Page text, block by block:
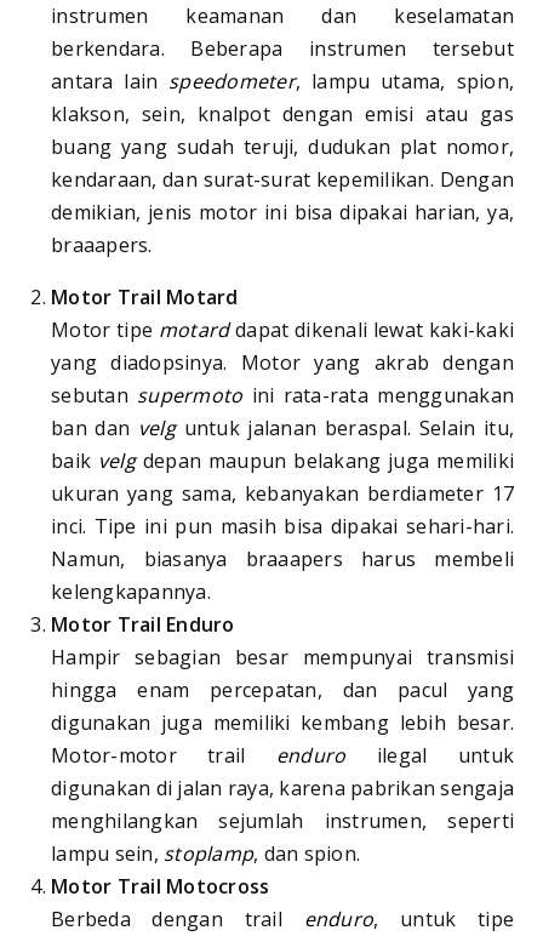
instrumen keamanan dan keselamatan
berkendara. Beberapa instrumen tersebut
antara lain speedometer, lampu utama, spion,
klakson, sein, knalpot dengan emisi atau gas
buang yang sudah teruji, dudukan plat nomor,
kendaraan, dan surat-surat kepemilikan. Dengan
demikian, jenis motor ini bisa dipakai harian, ya,
braaapers.
Motor Trail Motard
Motor tipe motarddapat dikenali lewat kaki-kaki
yang diadopsinya. Motor yang akrab dengan
sebutan supermoto ini rata-rata menggunakan
ban dan velguntuk jalanan beraspal. Selain itu,
baik velgdepan maupun belakang juga memiliki
ukuran yang sama, kebanyakan berdiameter 17
inci. Tipe ini pun masih bisa dipakai sehari-hari.
Namun, biasanya braaapers harus membeli
kelengkapannya.
Motor Trail Enduro
Hampir sebagian besar mempunyai transmisi
hingga enam percepatan, dan pacul yang
digunakan juga memiliki kembang lebih besar.
Motor-motor trail enduro ilegal untuk
digunakan di jalan raya, karena pabrikan sengaja
menghilangkan sejumlah instrumen, seperti
lampu sein, stoplamp, dan spion.
Motor Trail Motocross
Berbeda dengan trail enduro, untuk tipe